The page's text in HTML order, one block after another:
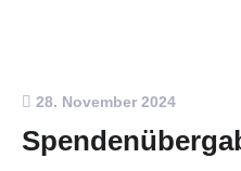
28. November 2024